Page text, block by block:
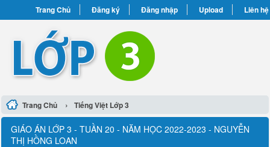
Trang Chủ Đăng ký Đăng nhập Upload Liên hệ
Trang Chủ › Tiếng Việt Lớp 3
GIÁO ÁN LỚP 3 - TUẦN 20 - NĂM HỌC 2022-2023 - NGUYỄN
THỊ HỒNG LOAN